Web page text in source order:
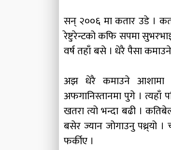
सन् २००६ मा कतार उडे ।
रेष्टुरेन्टको कफि सपमा
वर्ष तहाँ बसे । धेरै पैसा
अझ धेरै कमाउने आशामा
अफगानिस्तानमा पुगे । त्यहाँ
खतरा त्यो भन्दा बढी ।
बसेर ज्यान जोगाउनु पथ्र्यो
फर्कीए ।